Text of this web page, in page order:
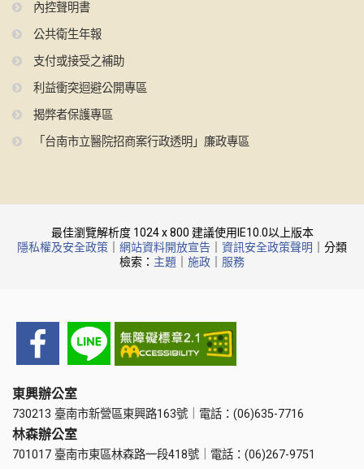
內控聲明書
公共衛生年報
支付或接受之補助
利益衝突迴避公開專區
揭弊者保護專區
「台南市立醫院招商案行政透明」廉政專區
最佳瀏覽解析度 1024 x 800 建議使用IE10.0以上版本
隱私權及安全政策
網站資料開放宣告 資訊安全政策聲明
｜分類
檢索： 主題 施政 服務
東興辦公室
730213 臺南市新營區東興路163號｜電話：(06)635-7716
林森辦公室
701017 臺南市東區林森路一段418號｜電話：(06)267-9751